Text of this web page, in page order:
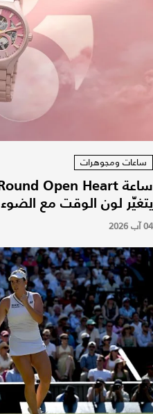
ساعات ومجوهرات
يتغيّر لون الوقت مع الضوء
04 آب 2026